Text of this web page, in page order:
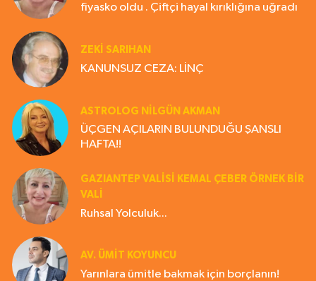
fiyasko oldu . Çiftçi hayal kırıklığına uğradı
ZEKI SARIHAN
KANUNSUZ CEZA: LİNÇ
ASTROLOG NILGÜN AKMAN
ÜÇGEN AÇILARIN BULUNDUĞU ŞANSLI
HAFTA!!
GAZIANTEP VALISI KEMAL ÇEBER ÖRNEK BİR
VALİ
Ruhsal Yolculuk...
AV. ÜMIT KOYUNCU
Yarınlara ümitle bakmak için borçlanın!